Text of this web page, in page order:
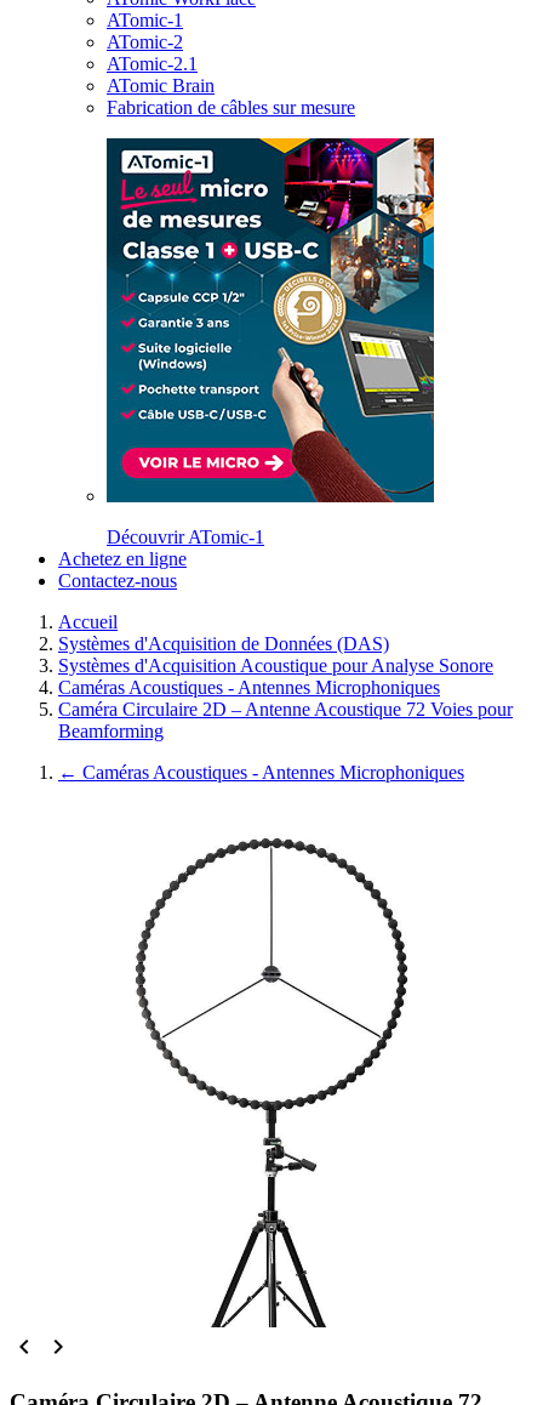
ATomic-1
ATomic-2
ATomic-2.1
ATomic Brain
Fabrication de câbles sur mesure
Découvrir ATomic-1
Achetez en ligne
Contactez-nous
Accueil
Systèmes d'Acquisition de Données (DAS)
Systèmes d'Acquisition Acoustique pour Analyse Sonore
Caméras Acoustiques - Antennes Microphoniques
Caméra Circulaire 2D – Antenne Acoustique 72 Voies pour
Beamforming
← Caméras Acoustiques - Antennes Microphoniques
 